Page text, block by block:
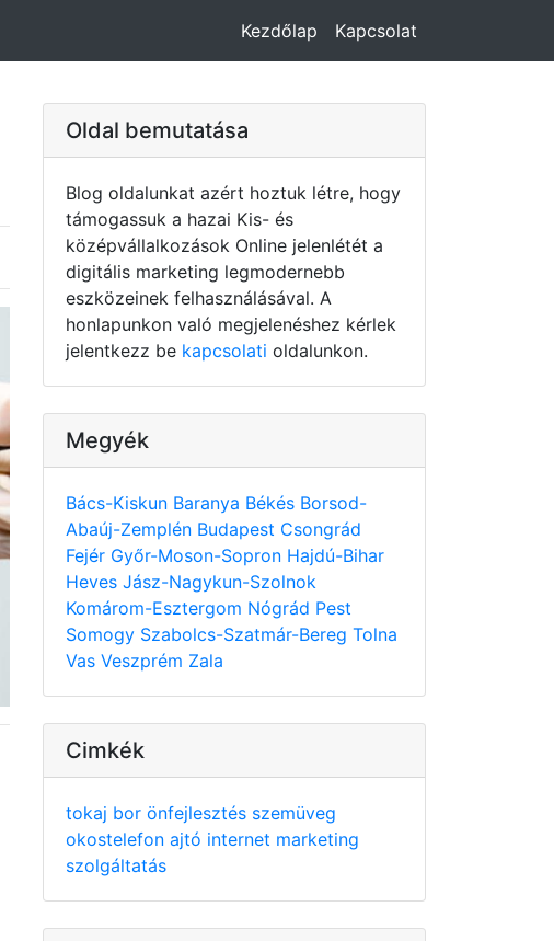
Kezdőlap Kapcsolat
Oldal bemutatása
Blog oldalunkat azért hoztuk létre, hogy
támogassuk a hazai Kis- és
középvállalkozások Online jelenlétét a
digitális marketing legmodernebb
eszközeinek felhasználásával. A
honlapunkon való megjelenéshez kérlek
jelentkezz be kapcsolati oldalunkon.
Megyék
Bács-Kiskun Baranya Békés Borsod-
Abaúj-Zemplén Budapest Csongrád
Fejér Győr-Moson-Sopron Hajdú-Bihar
Heves Jász-Nagykun-Szolnok
Komárom-Esztergom Nógrád Pest
Somogy Szabolcs-Szatmár-Bereg Tolna
Vas Veszprém Zala
Cimkék
tokaj bor önfejlesztés szemüveg
okostelefon ajtó internet marketing
szolgáltatás